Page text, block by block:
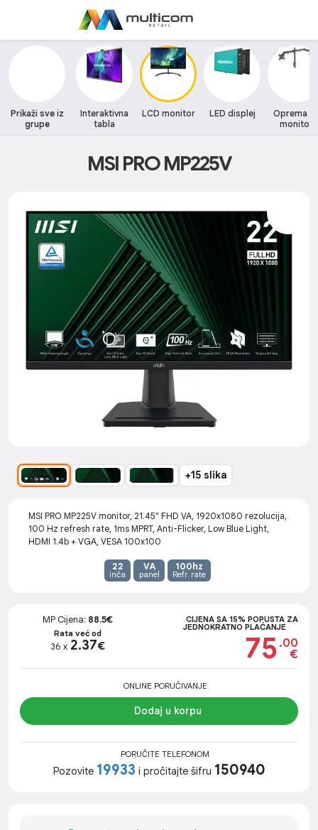
Prikaži sve iz
grupe
Interaktivna
tabla
LCD monitor LED displej
Oprema
monitor
MSI PRO MP225V
+15 slika
MSI PRO MP225V monitor, 21.45" FHD VA, 1920x1080 rezolucija,
100 Hz refresh rate, 1ms MPRT, Anti-Flicker, Low Blue Light,
HDMI 1.4b + VGA, VESA 100x100
22
inča
VA
panel
100hz
Refr. rate
MP Cijena: 88.5€
Rata već od
36 x 2.37€
CIJENA SA 15% POPUSTA ZA
JEDNOKRATNO PLAĆANJE
75 .00
€
ONLINE PORUČIVANJE
Dodaj u korpu
PORUČITE TELEFONOM
Pozovite 19933 i pročitajte šifru 150940